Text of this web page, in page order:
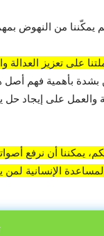
يمكّننا من النهوض
على تعزيز
بأهمية فهم أصل
والعمل على إيجاد
يمكننا أن نرفع
الإنسانية